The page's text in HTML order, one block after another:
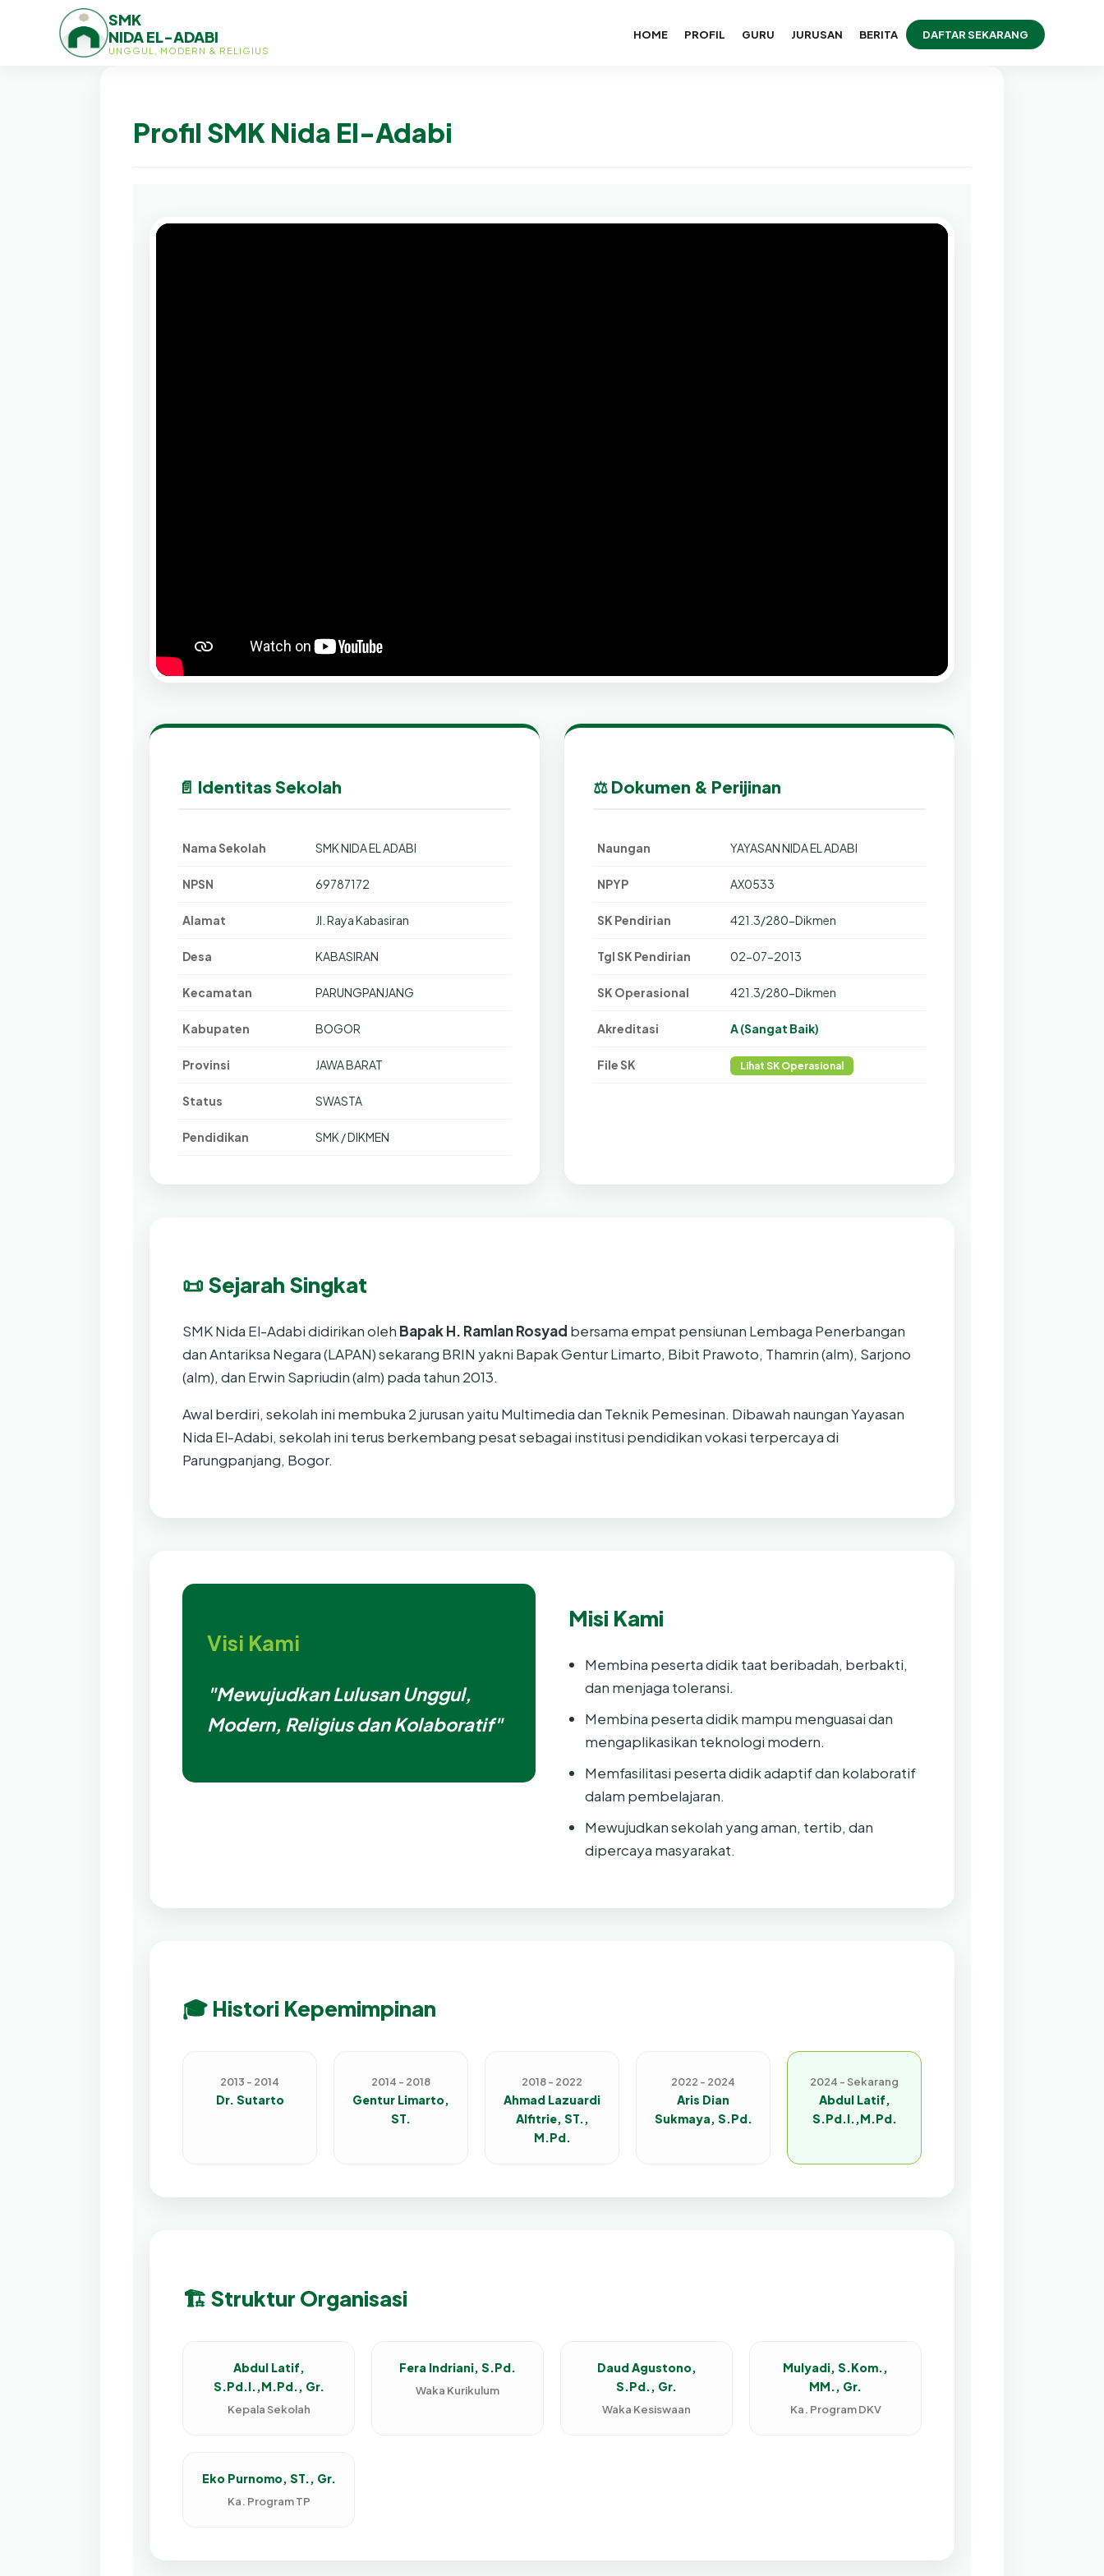
SMK
NIDA EL-ADABI
UNGGUL, MODERN & RELIGIUS
HOME PROFIL GURU JURUSAN BERITA DAFTAR SEKARANG
Profil SMK Nida El-Adabi
📄 Identitas Sekolah
Nama Sekolah SMK NIDA EL ADABI
NPSN 69787172
Alamat Jl. Raya Kabasiran
Desa KABASIRAN
Kecamatan PARUNGPANJANG
Kabupaten BOGOR
Provinsi JAWA BARAT
Status SWASTA
Pendidikan SMK / DIKMEN
⚖️ Dokumen & Perijinan
Naungan YAYASAN NIDA EL ADABI
NPYP AX0533
SK Pendirian 421.3/280-Dikmen
Tgl SK Pendirian 02-07-2013
SK Operasional 421.3/280-Dikmen
Akreditasi A (Sangat Baik)
File SK Lihat SK Operasional
📜 Sejarah Singkat
SMK Nida El-Adabi didirikan oleh Bapak H. Ramlan Rosyad bersama empat pensiunan Lembaga Penerbangan
dan Antariksa Negara (LAPAN) sekarang BRIN yakni Bapak Gentur Limarto, Bibit Prawoto, Thamrin (alm), Sarjono
(alm), dan Erwin Sapriudin (alm) pada tahun 2013.
Awal berdiri, sekolah ini membuka 2 jurusan yaitu Multimedia dan Teknik Pemesinan. Dibawah naungan Yayasan
Nida El-Adabi, sekolah ini terus berkembang pesat sebagai institusi pendidikan vokasi terpercaya di
Parungpanjang, Bogor.
Visi Kami
"Mewujudkan Lulusan Unggul,
Modern, Religius dan Kolaboratif"
Misi Kami
Membina peserta didik taat beribadah, berbakti,
dan menjaga toleransi.
Membina peserta didik mampu menguasai dan
mengaplikasikan teknologi modern.
Memfasilitasi peserta didik adaptif dan kolaboratif
dalam pembelajaran.
Mewujudkan sekolah yang aman, tertib, dan
dipercaya masyarakat.
🎓 Histori Kepemimpinan
2013 - 2014
Dr. Sutarto
2014 - 2018
Gentur Limarto,
ST.
2018 - 2022
Ahmad Lazuardi
Alfitrie, ST.,
M.Pd.
2022 - 2024
Aris Dian
Sukmaya, S.Pd.
2024 - Sekarang
Abdul Latif,
S.Pd.I.,M.Pd.
🏗️ Struktur Organisasi
Abdul Latif,
S.Pd.I.,M.Pd., Gr.
Kepala Sekolah
Fera Indriani, S.Pd.
Waka Kurikulum
Daud Agustono,
S.Pd., Gr.
Waka Kesiswaan
Mulyadi, S.Kom.,
MM., Gr.
Ka. Program DKV
Eko Purnomo, ST., Gr.
Ka. Program TP